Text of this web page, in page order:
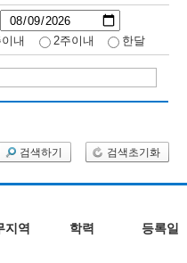
보
내 2주이내 한달
검색하기 검색초기화
지역 학력 등록일